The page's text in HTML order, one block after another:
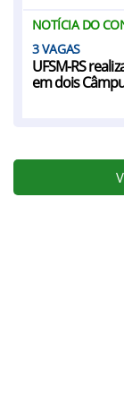
NOTÍCIA DO
3
UFSM-RS
em dois